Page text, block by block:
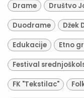
Drame Društvo
Duodrame Džek
Edukacije Etno
Festival
FK "Tekstilac"